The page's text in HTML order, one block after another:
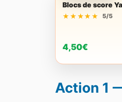
Blocs de score
★★★★★
★★★★★ 5/5
4,50€
Action 1